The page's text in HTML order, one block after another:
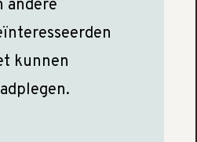
andere
kunnen